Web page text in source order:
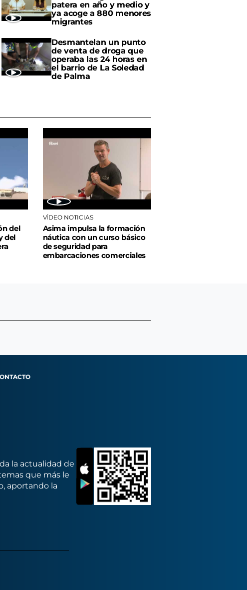
patera en año y medio y
ya acoge a 880 menores
migrantes
Desmantelan un punto
de venta de droga que
operaba las 24 horas en
el barrio de La Soledad
de Palma
del
del
VÍDEO NOTICIAS
Asima impulsa la formación
náutica con un curso básico
de seguridad para
embarcaciones comerciales
la actualidad de
que más le
aportando la